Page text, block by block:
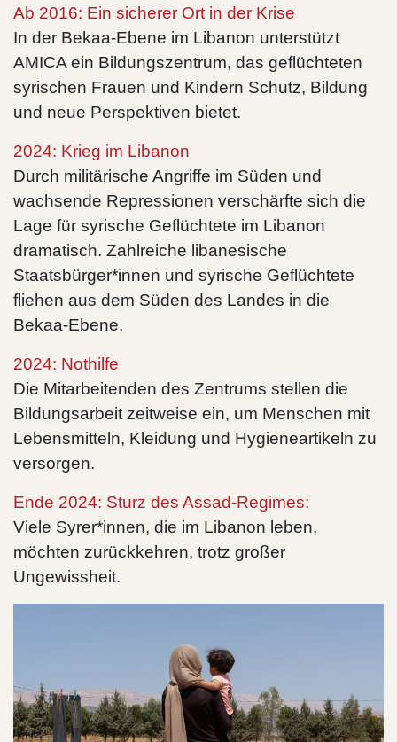
Ab 2016: Ein sicherer Ort in der Krise
In der Bekaa-Ebene im Libanon unterstützt
AMICA ein Bildungszentrum, das geflüchteten
syrischen Frauen und Kindern Schutz, Bildung
und neue Perspektiven bietet.
2024: Krieg im Libanon
Durch militärische Angriffe im Süden und
wachsende Repressionen verschärfte sich die
Lage für syrische Geflüchtete im Libanon
dramatisch. Zahlreiche libanesische
Staatsbürger*innen und syrische Geflüchtete
fliehen aus dem Süden des Landes in die
Bekaa-Ebene.
2024: Nothilfe
Die Mitarbeitenden des Zentrums stellen die
Bildungsarbeit zeitweise ein, um Menschen mit
Lebensmitteln, Kleidung und Hygieneartikeln zu
versorgen.
Ende 2024: Sturz des Assad-Regimes:
Viele Syrer*innen, die im Libanon leben,
möchten zurückkehren, trotz großer
Ungewissheit.